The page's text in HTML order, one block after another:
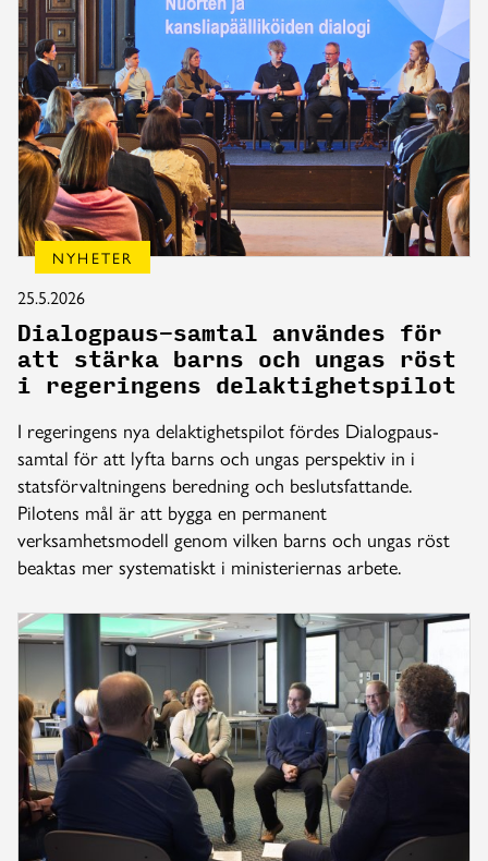
NYHETER
25.5.2026
Dialogpaus-samtal användes för
att stärka barns och ungas röst
i regeringens delaktighetspilot
I regeringens nya delaktighetspilot fördes Dialogpaus-
samtal för att lyfta barns och ungas perspektiv in i
statsförvaltningens beredning och beslutsfattande.
Pilotens mål är att bygga en permanent
verksamhetsmodell genom vilken barns och ungas röst
beaktas mer systematiskt i ministeriernas arbete.